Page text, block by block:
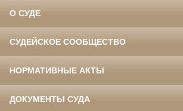
О СУДЕ
СУДЕЙСКОЕ СООБЩЕСТВО
НОРМАТИВНЫЕ АКТЫ
ДОКУМЕНТЫ СУДА